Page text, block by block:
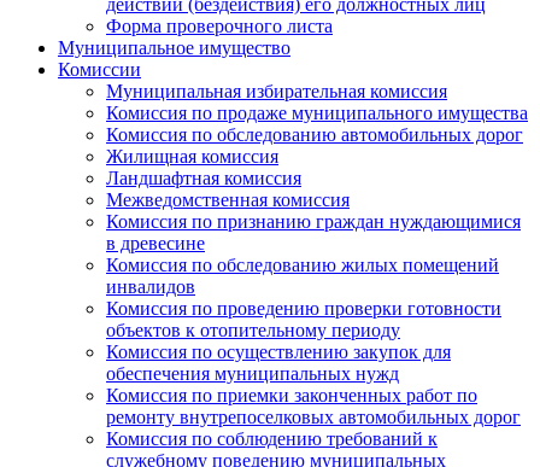
действий (бездействия) его должностных лиц
Форма проверочного листа
Муниципальное имущество
Комиссии
Муниципальная избирательная комиссия
Комиссия по продаже муниципального имущества
Комиссия по обследованию автомобильных дорог
Жилищная комиссия
Ландшафтная комиссия
Межведомственная комиссия
Комиссия по признанию граждан нуждающимися
в древесине
Комиссия по обследованию жилых помещений
инвалидов
Комиссия по проведению проверки готовности
объектов к отопительному периоду
Комиссия по осуществлению закупок для
обеспечения муниципальных нужд
Комиссия по приемки законченных работ по
ремонту внутрепоселковых автомобильных дорог
Комиссия по соблюдению требований к
служебному поведению муниципальных